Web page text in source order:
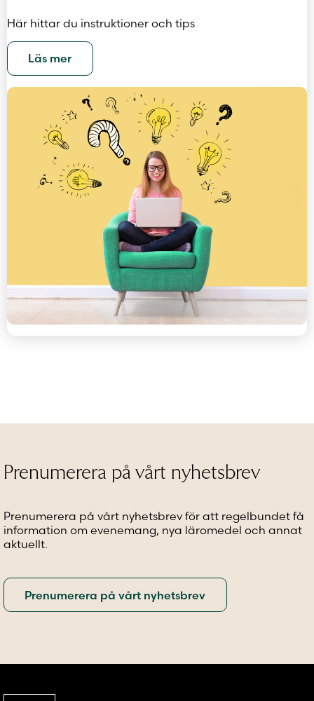
Här hittar du instruktioner och tips
Läs mer
Prenumerera på vårt nyhetsbrev
Prenumerera på vårt nyhetsbrev för att regelbundet få
information om evenemang, nya läromedel och annat
aktuellt.